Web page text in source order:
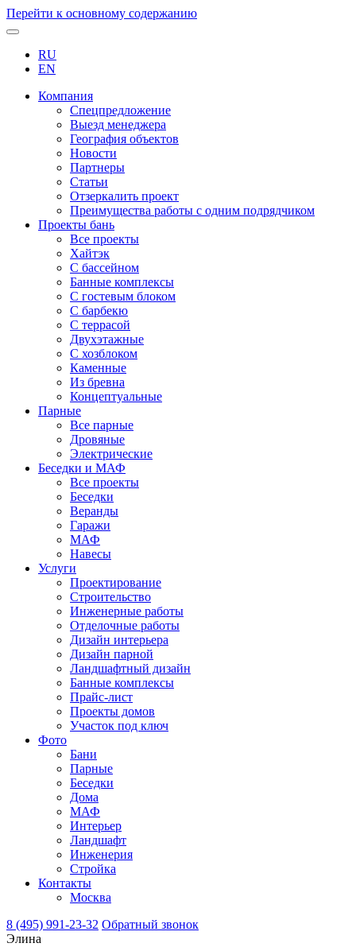
Перейти к основному содержанию
RU
EN
Компания
Спецпредложение
Выезд менеджера
География объектов
Новости
Партнеры
Статьи
Отзеркалить проект
Преимущества работы с одним подрядчиком
Проекты бань
Все проекты
Хайтэк
С бассейном
Банные комплексы
С гостевым блоком
С барбекю
С террасой
Двухэтажные
С хозблоком
Каменные
Из бревна
Концептуальные
Парные
Все парные
Дровяные
Электрические
Беседки и МАФ
Все проекты
Беседки
Веранды
Гаражи
МАФ
Навесы
Услуги
Проектирование
Строительство
Инженерные работы
Отделочные работы
Дизайн интерьера
Дизайн парной
Ландшафтный дизайн
Банные комплексы
Прайс-лист
Проекты домов
Участок под ключ
Фото
Бани
Парные
Беседки
Дома
МАФ
Интерьер
Ландшафт
Инженерия
Стройка
Контакты
Москва
8 (495) 991-23-32 Обратный звонок
Элина